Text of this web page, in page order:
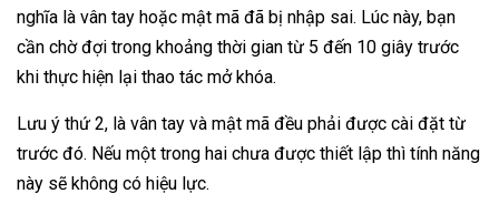
nghĩa là vân tay hoặc mật mã đã bị nhập sai. Lúc này, bạn
cần chờ đợi trong khoảng thời gian từ 5 đến 10 giây trước
khi thực hiện lại thao tác mở khóa.
Lưu ý thứ 2, là vân tay và mật mã đều phải được cài đặt từ
trước đó. Nếu một trong hai chưa được thiết lập thì tính năng
này sẽ không có hiệu lực.